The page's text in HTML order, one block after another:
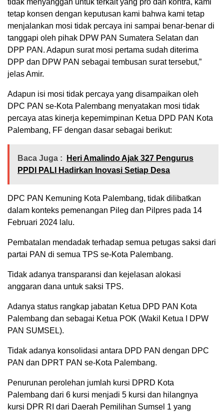
tidak menyanggah untuk terkait yang pro dan kontra, kami
tetap konsen dengan keputusan kami bahwa kami tetap
menjalankan mosi tidak percaya ini sampai benar-benar di
tanggapi oleh pihak DPW PAN Sumatera Selatan dan
DPP PAN. Adapun surat mosi pertama sudah diterima
DPP dan DPW PAN sebagai tembusan surat tersebut,”
jelas Amir.
Adapun isi mosi tidak percaya yang disampaikan oleh
DPC PAN se-Kota Palembang menyatakan mosi tidak
percaya atas kinerja kepemimpinan Ketua DPD PAN Kota
Palembang, FF dengan dasar sebagai berikut:
Baca Juga :
Heri Amalindo Ajak 327 Pengurus
PPDI PALI Hadirkan Inovasi Setiap Desa
DPC PAN Kemuning Kota Palembang, tidak dilibatkan
dalam konteks pemenangan Pileg dan Pilpres pada 14
Februari 2024 lalu.
Pembatalan mendadak terhadap semua petugas saksi dari
partai PAN di semua TPS se-Kota Palembang.
Tidak adanya transparansi dan kejelasan alokasi
anggaran dana untuk saksi TPS.
Adanya status rangkap jabatan Ketua DPD PAN Kota
Palembang dan sebagai Ketua POK (Wakil Ketua I DPW
PAN SUMSEL).
Tidak adanya konsolidasi antara DPD PAN dengan DPC
PAN dan DPRT PAN se-Kota Palembang.
Penurunan perolehan jumlah kursi DPRD Kota
Palembang dari 6 kursi menjadi 5 kursi dan hilangnya
kursi DPR RI dari Daerah Pemilihan Sumsel 1 yang